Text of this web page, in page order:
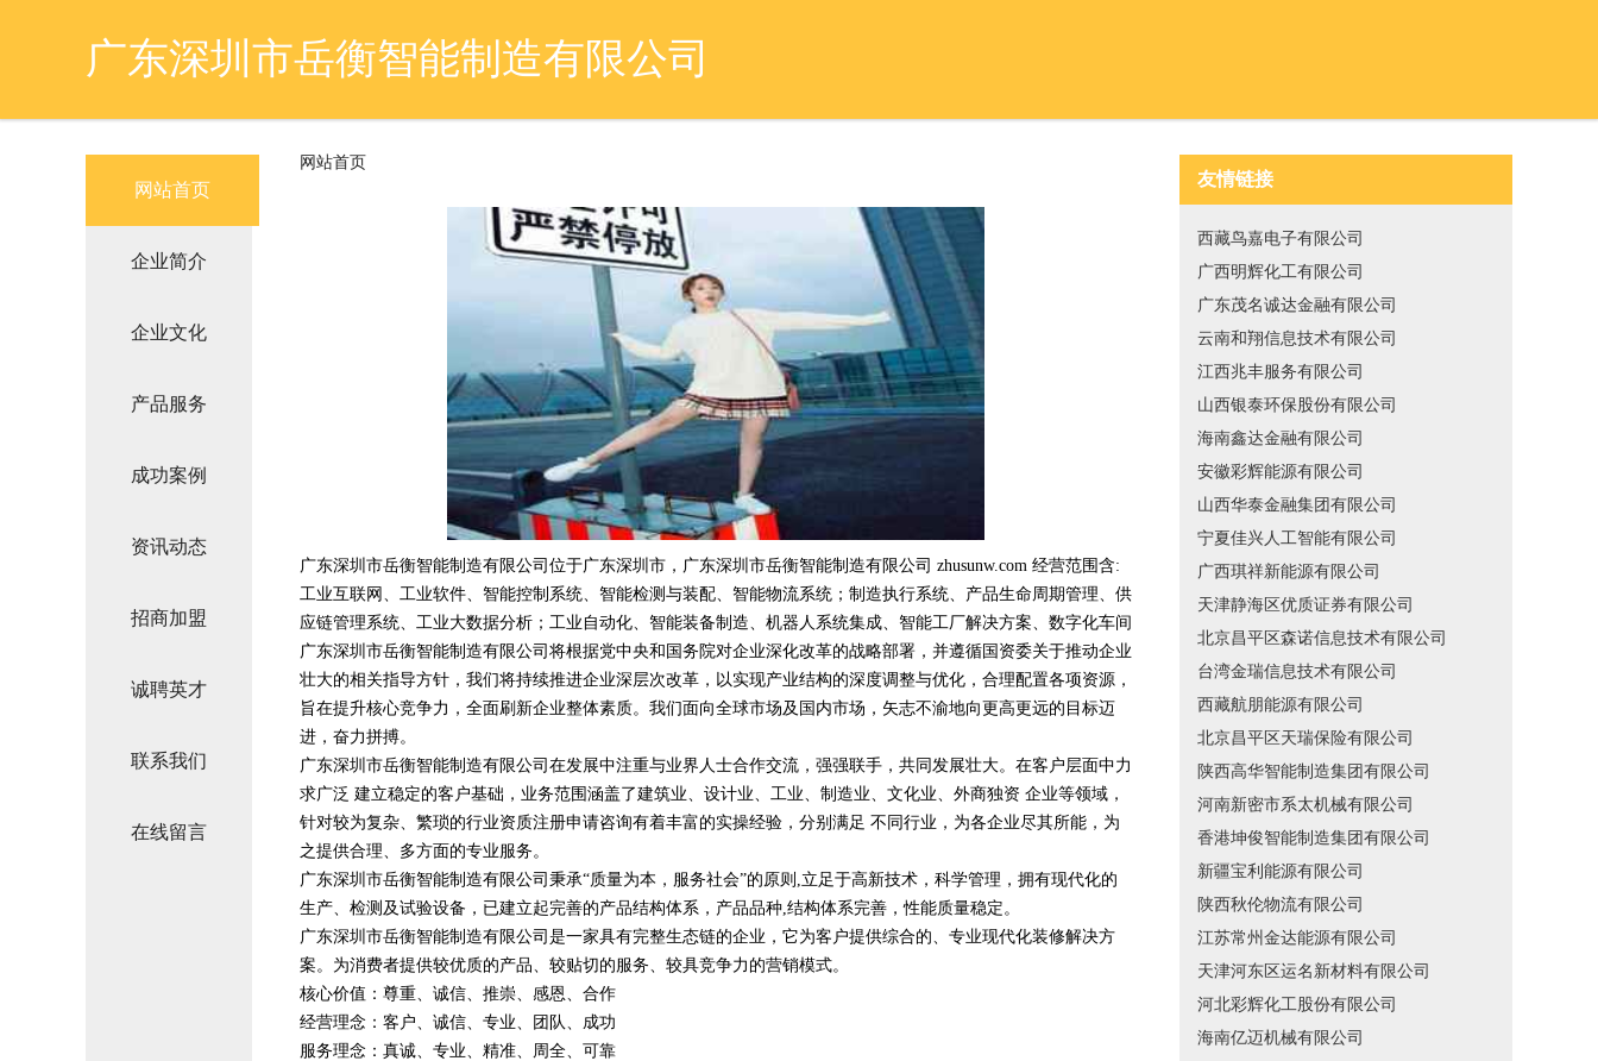
广东深圳市岳衡智能制造有限公司
网站首页
企业简介
企业文化
产品服务
成功案例
资讯动态
招商加盟
诚聘英才
联系我们
在线留言
网站首页
广东深圳市岳衡智能制造有限公司位于广东深圳市，广东深圳市岳衡智能制造有限公司 zhusunw.com 经营范围含:
工业互联网、工业软件、智能控制系统、智能检测与装配、智能物流系统；制造执行系统、产品生命周期管理、供
应链管理系统、工业大数据分析；工业自动化、智能装备制造、机器人系统集成、智能工厂解决方案、数字化车间
广东深圳市岳衡智能制造有限公司将根据党中央和国务院对企业深化改革的战略部署，并遵循国资委关于推动企业
壮大的相关指导方针，我们将持续推进企业深层次改革，以实现产业结构的深度调整与优化，合理配置各项资源，
旨在提升核心竞争力，全面刷新企业整体素质。我们面向全球市场及国内市场，矢志不渝地向更高更远的目标迈
进，奋力拼搏。
广东深圳市岳衡智能制造有限公司在发展中注重与业界人士合作交流，强强联手，共同发展壮大。在客户层面中力
求广泛 建立稳定的客户基础，业务范围涵盖了建筑业、设计业、工业、制造业、文化业、外商独资 企业等领域，
针对较为复杂、繁琐的行业资质注册申请咨询有着丰富的实操经验，分别满足 不同行业，为各企业尽其所能，为
之提供合理、多方面的专业服务。
广东深圳市岳衡智能制造有限公司秉承“质量为本，服务社会”的原则,立足于高新技术，科学管理，拥有现代化的
生产、检测及试验设备，已建立起完善的产品结构体系，产品品种,结构体系完善，性能质量稳定。
广东深圳市岳衡智能制造有限公司是一家具有完整生态链的企业，它为客户提供综合的、专业现代化装修解决方
案。为消费者提供较优质的产品、较贴切的服务、较具竞争力的营销模式。
核心价值：尊重、诚信、推崇、感恩、合作
经营理念：客户、诚信、专业、团队、成功
服务理念：真诚、专业、精准、周全、可靠
友情链接
西藏鸟嘉电子有限公司
广西明辉化工有限公司
广东茂名诚达金融有限公司
云南和翔信息技术有限公司
江西兆丰服务有限公司
山西银泰环保股份有限公司
海南鑫达金融有限公司
安徽彩辉能源有限公司
山西华泰金融集团有限公司
宁夏佳兴人工智能有限公司
广西琪祥新能源有限公司
天津静海区优质证券有限公司
北京昌平区森诺信息技术有限公司
台湾金瑞信息技术有限公司
西藏航朋能源有限公司
北京昌平区天瑞保险有限公司
陕西高华智能制造集团有限公司
河南新密市系太机械有限公司
香港坤俊智能制造集团有限公司
新疆宝利能源有限公司
陕西秋伦物流有限公司
江苏常州金达能源有限公司
天津河东区运名新材料有限公司
河北彩辉化工股份有限公司
海南亿迈机械有限公司